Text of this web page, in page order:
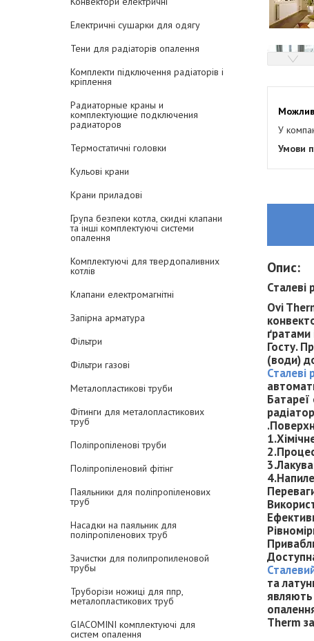
Електричні сушарки для одягу
Тени для радіаторів опалення
Комплекти підключення радіаторів і
кріплення
Радиаторные краны и
комплектующие подключения
радиаторов
Термостатичні головки
Кульові крани
Крани приладові
Група безпеки котла, скидні клапани
та інші комплектуючі системи
опалення
Комплектуючі для твердопаливних
котлів
Клапани електромагнітні
Запірна арматура
Фільтри
Фільтри газові
Металопластикові труби
Фітинги для металопластикових
труб
Поліпропіленові труби
Поліпропіленовий фітінг
Паяльники для поліпропіленових
труб
Насадки на паяльник для
поліпропіленових труб
Зачистки для полипропиленовой
трубы
Труборізи ножиці для ппр,
металопластикових труб
GIACOMINI комплектуючі для
систем опалення
У
Опис:
Сталеві
Ovi
ґратами
Госту.
(води)
Сталеві
та
являють
Therm